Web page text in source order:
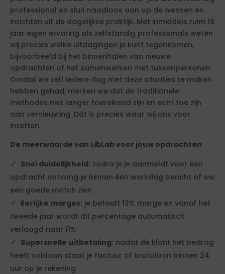
professional en sluit naadloos aan op de wensen en
inzichten uit de dagelijkse praktijk. Met inmiddels ruim 18
jaar eigen ervaring als zelfstandig professionals weten
wij precies welke uitdagingen je kunt tegenkomen,
bijvoorbeeld bij het binnenhalen van nieuwe
opdrachten of het samenwerken met tussenpersonen.
Omdat we zelf iedere dag met deze situaties te maken
hebben gehad, merken we dat de traditionele
methodes niet langer toereikend zijn en echt toe zijn
aan vernieuwing. Dát is precies waar wij ons voor
inzetten.
De meerwaarde van LibLab voor jouw opdrachten
Snel duidelijkheid: zodra je je aanmeldt voor een
opdracht ontvang je binnen één werkdag bericht of we
een goede match zien
Eerlijke marges: je betaalt 13% marge en vanaf het
tweede jaar wordt dit percentage automatisch
verlaagd naar 11%
Supersnelle uitbetaling: nadat de klant het bedrag
heeft voldaan staat je factuur of brutoloon binnen 24
uur op je rekening